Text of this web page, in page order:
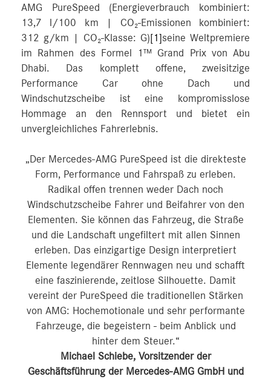
AMG PureSpeed (Energieverbrauch kombiniert:
13,7 l/100 km | CO₂-Emissionen kombiniert:
312 g/km | CO₂-Klasse: G) [1] seine Weltpremiere
im Rahmen des Formel 1™ Grand Prix von Abu
Dhabi. Das komplett offene, zweisitzige
Performance Car ohne Dach und
Windschutzscheibe ist eine kompromisslose
Hommage an den Rennsport und bietet ein
unvergleichliches Fahrerlebnis.
„Der Mercedes-AMG PureSpeed ist die direkteste
Form, Performance und Fahrspaß zu erleben.
Radikal offen trennen weder Dach noch
Windschutzscheibe Fahrer und Beifahrer von den
Elementen. Sie können das Fahrzeug, die Straße
und die Landschaft ungefiltert mit allen Sinnen
erleben. Das einzigartige Design interpretiert
Elemente legendärer Rennwagen neu und schafft
eine faszinierende, zeitlose Silhouette. Damit
vereint der PureSpeed die traditionellen Stärken
von AMG: Hochemotionale und sehr performante
Fahrzeuge, die begeistern ‑ beim Anblick und
hinter dem Steuer.“
Michael Schiebe, Vorsitzender der
Geschäftsführung der Mercedes-AMG GmbH und